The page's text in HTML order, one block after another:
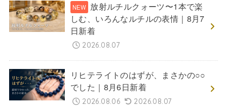
放射ルチルクォーツ〜1本で楽
しむ、いろんなルチルの表情｜8月7
日新着
2026.08.07
リヒテライトのはずが、まさかの○○
でした｜8月6日新着
2026.08.06 2026.08.07